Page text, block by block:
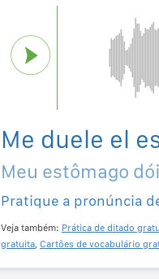
Me duele el
Meu estômago
Pratique a pronúncia
Veja também: Prática de ditado
gratuita, Cartões de vocabulário